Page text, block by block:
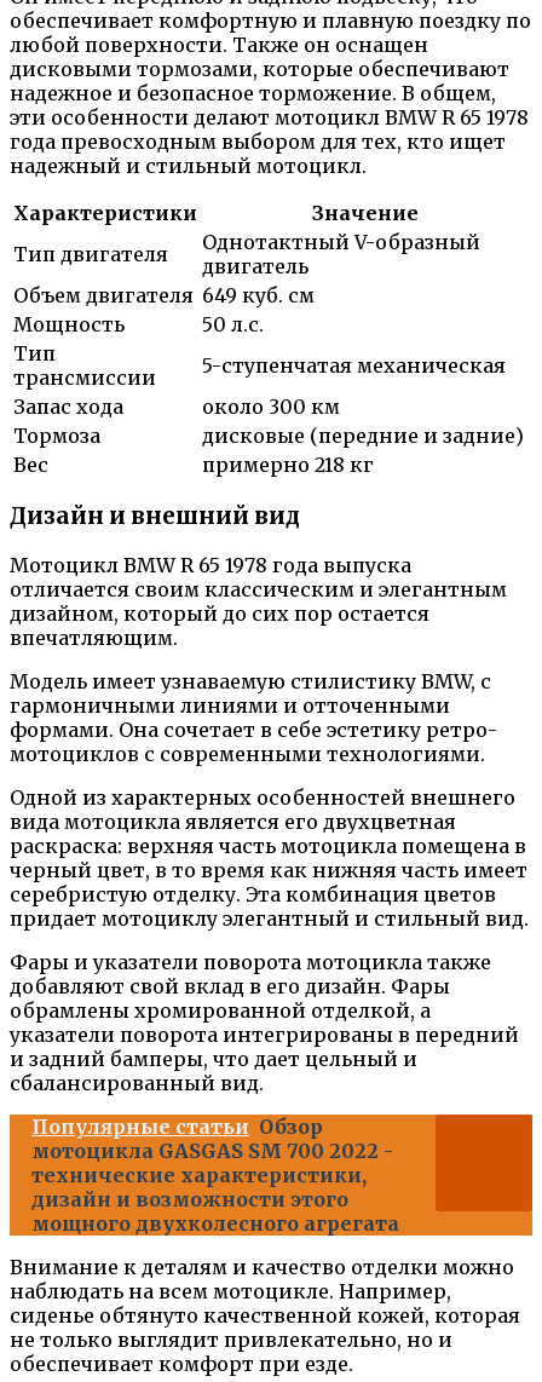
обеспечивает комфортную и плавную поездку по
любой поверхности. Также он оснащен
дисковыми тормозами, которые обеспечивают
надежное и безопасное торможение. В общем,
эти особенности делают мотоцикл BMW R 65 1978
года превосходным выбором для тех, кто ищет
надежный и стильный мотоцикл.
Характеристики
Значение
Тип двигателя
Однотактный V-образный
двигатель
Объем двигателя 649 куб. см
Мощность
50 л.с.
Тип
трансмиссии
5-ступенчатая механическая
Запас хода
около 300 км
Тормоза
дисковые (передние и задние)
Вес
примерно 218 кг
Дизайн и внешний вид
Мотоцикл BMW R 65 1978 года выпуска
отличается своим классическим и элегантным
дизайном, который до сих пор остается
впечатляющим.
Модель имеет узнаваемую стилистику BMW, с
гармоничными линиями и отточенными
формами. Она сочетает в себе эстетику ретро-
мотоциклов с современными технологиями.
Одной из характерных особенностей внешнего
вида мотоцикла является его двухцветная
раскраска: верхняя часть мотоцикла помещена в
черный цвет, в то время как нижняя часть имеет
серебристую отделку. Эта комбинация цветов
придает мотоциклу элегантный и стильный вид.
Фары и указатели поворота мотоцикла также
добавляют свой вклад в его дизайн. Фары
обрамлены хромированной отделкой, а
указатели поворота интегрированы в передний
и задний бамперы, что дает цельный и
сбалансированный вид.
Популярные статьи Обзор
мотоцикла GASGAS SM 700 2022 -
технические характеристики,
дизайн и возможности этого
мощного двухколесного агрегата
Внимание к деталям и качество отделки можно
наблюдать на всем мотоцикле. Например,
сиденье обтянуто качественной кожей, которая
не только выглядит привлекательно, но и
обеспечивает комфорт при езде.